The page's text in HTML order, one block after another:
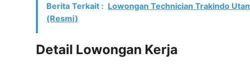
Berita Terkait : Lowongan Technician Trakindo
(Resmi)
Detail Lowongan Kerja